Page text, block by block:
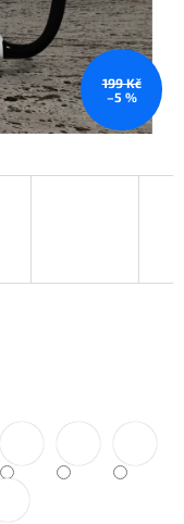
199 Kč
–5 %